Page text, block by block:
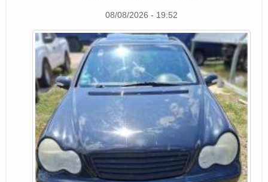
08/08/2026 - 19:52